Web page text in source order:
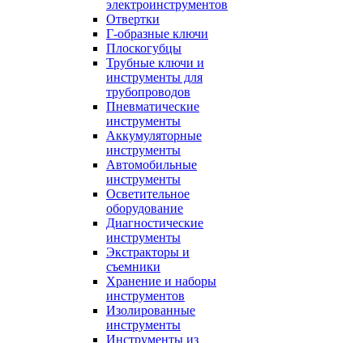
электроинструментов
Отвертки
Г-образные ключи
Плоскогубцы
Трубные ключи и
инструменты для
трубопроводов
Пневматические
инструменты
Аккумуляторные
инструменты
Автомобильные
инструменты
Осветительное
оборудование
Диагностические
инструменты
Экстракторы и
съемники
Хранение и наборы
инструментов
Изолированные
инструменты
Инструменты из